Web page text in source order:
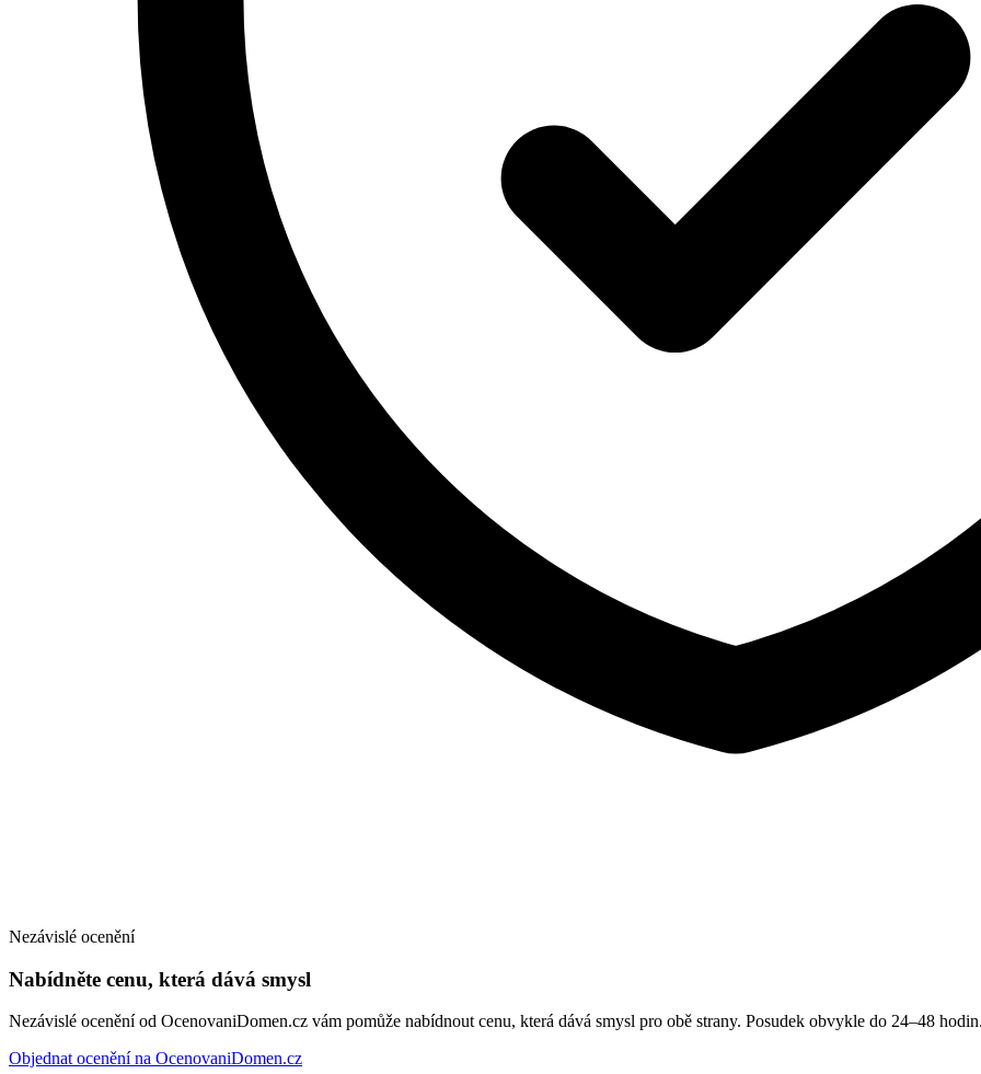
Nezávislé ocenění
Nabídněte cenu, která dává smysl
Nezávislé ocenění od OcenovaniDomen.cz vám pomůže nabídnout cenu, která dává smysl pro obě strany. Posudek obvykle do 24–48
Objednat ocenění na OcenovaniDomen.cz